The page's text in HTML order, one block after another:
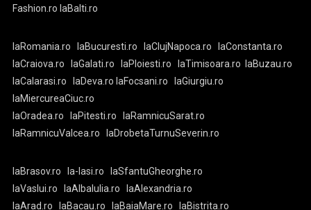
Fashion.ro laBalti.ro
laRomania.ro laBucuresti.ro laClujNapoca.ro
laConstanta.ro
laCraiova.ro
laGalati.ro laPloiesti.ro laTimisoara.ro
laBuzau.ro
laCalarasi.ro
laDeva.ro laFocsani.ro
laGiurgiu.ro
laMiercureaCiuc.ro
laOradea.ro
laPitesti.ro
laRamnicuSarat.ro
laRamnicuValcea.ro
laDrobetaTurnuSeverin.ro
laBrasov.ro la-Iasi.ro
laSfantuGheorghe.ro
laVaslui.ro
laAlbaIulia.ro
laAlexandria.ro
laArad.ro
laBacau.ro laBaiaMare.ro laBistrita.ro